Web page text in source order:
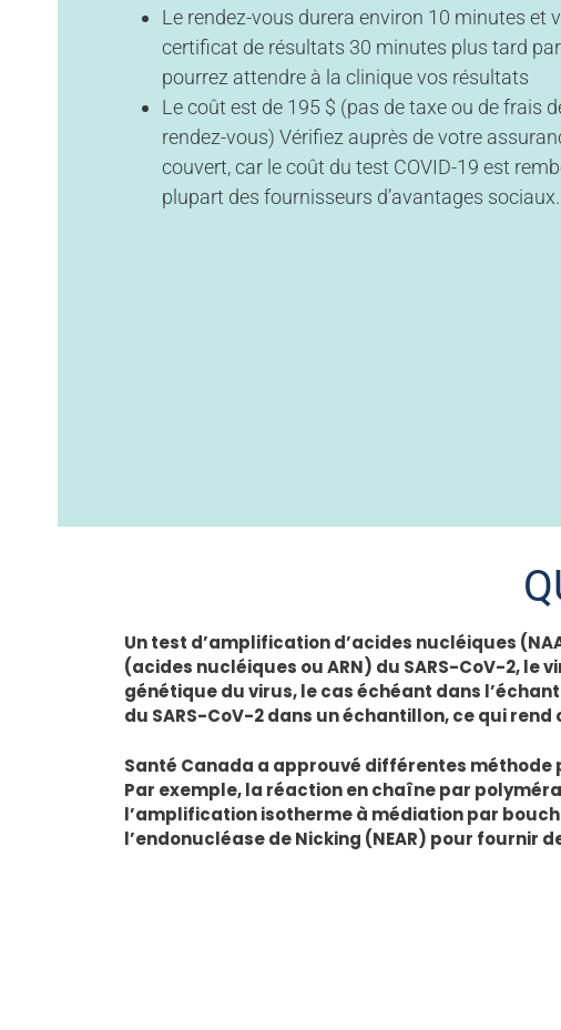
Le rendez-vous durera environ 10 minutes et
certificat de résultats 30 minutes plus tard
pourrez attendre à la clinique vos résultats
Le coût est de 195 $ (pas de taxe ou de frais
rendez-vous) Vérifiez auprès de votre
couvert, car le coût du test COVID-19 est
plupart des fournisseurs d’avantages sociaux.
Un test d’amplification d’acides nucléiques
(acides nucléiques ou ARN) du SARS-CoV-2, le
génétique du virus, le cas échéant dans
du SARS-CoV-2 dans un échantillon, ce qui
Santé Canada a approuvé différentes
Par exemple, la réaction en chaîne par
l’amplification isotherme à médiation par
l’endonucléase de Nicking (NEAR) pour fournir